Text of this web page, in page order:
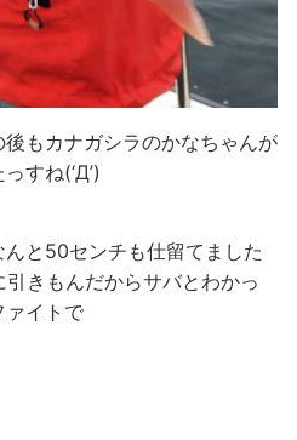
もカナガシラのかなちゃんが
すね(‘Д’)
と50センチも仕留てました
きもんだからサバとわかっ
ァイトで